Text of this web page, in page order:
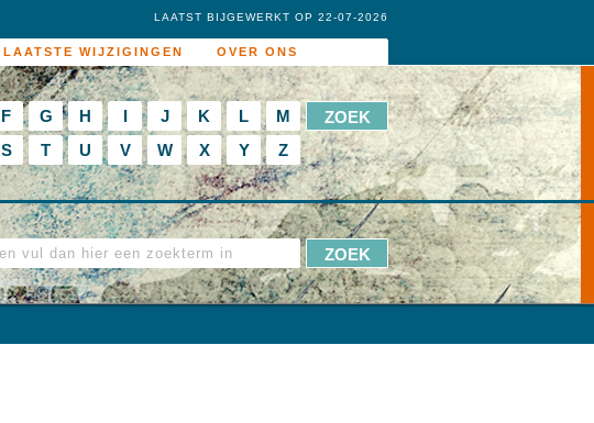
LAATSTE WIJZIGINGEN OVER ONS
LAATST BIJGEWERKT OP 22-07-2026
F G H I J K L
M
S T U V W X Y Z